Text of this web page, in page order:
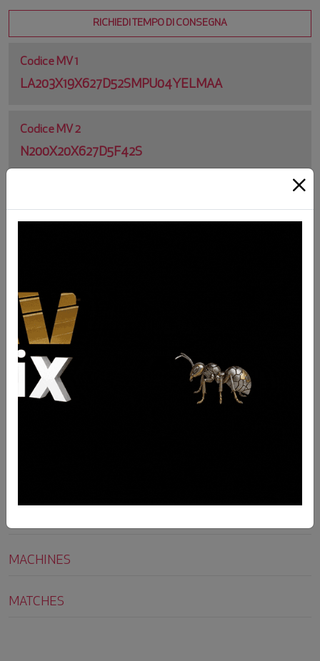
RICHIEDI TEMPO DI CONSEGNA
Codice MV 1
LA203X19X627D52SMPU04YELMAA
Codice MV 2
N200X20X627D5F42S
9U8057
Lama due smussi forata 203X19X627 mm Hb 470-530 Tipo Cat.
cod. 9U8057
QTY
UM
MACHINES
MATCHES